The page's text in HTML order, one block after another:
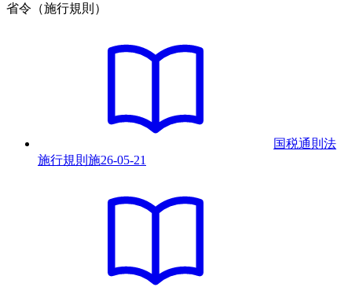
省令（施行規則）
国税通則法
施行規則 施26-05-21